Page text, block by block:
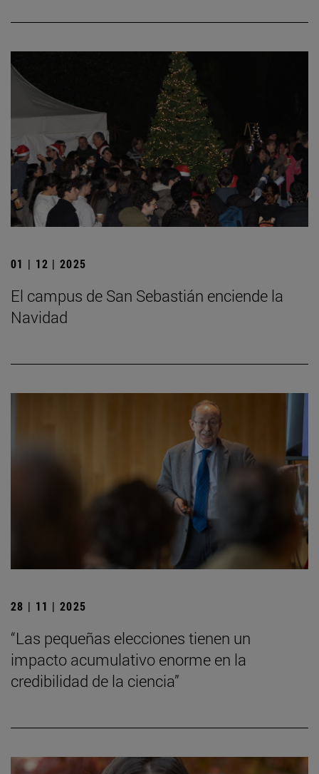
01 | 12 | 2025
El campus de San Sebastián enciende la
Navidad
28 | 11 | 2025
“Las pequeñas elecciones tienen un
impacto acumulativo enorme en la
credibilidad de la ciencia”